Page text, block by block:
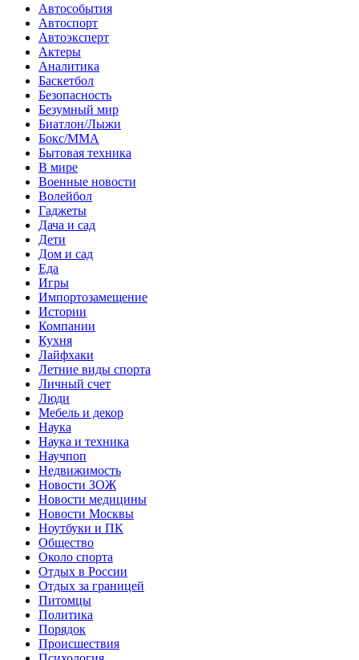
Автособытия
Автоспорт
Автоэксперт
Актеры
Аналитика
Баскетбол
Безопасность
Безумный мир
Биатлон/Лыжи
Бокс/MMA
Бытовая техника
В мире
Военные новости
Волейбол
Гаджеты
Дача и сад
Дети
Дом и сад
Еда
Игры
Импортозамещение
Истории
Компании
Кухня
Лайфхаки
Летние виды спорта
Личный счет
Люди
Мебель и декор
Наука
Наука и техника
Научпоп
Недвижимость
Новости ЗОЖ
Новости медицины
Новости Москвы
Ноутбуки и ПК
Общество
Около спорта
Отдых в России
Отдых за границей
Питомцы
Политика
Порядок
Происшествия